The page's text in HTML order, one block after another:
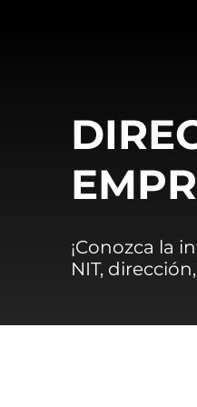
¡Conozca la
NIT,